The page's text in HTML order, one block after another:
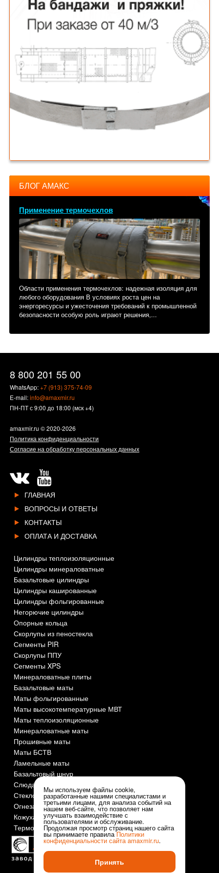
БЛОГ АМАКС
Применение термочехлов
Области применения термочехлов: надежная изоляция для
любого оборудования В условиях роста цен на
энергоресурсы и ужесточения требований к промышленной
безопасности особую роль играют решения,...
8 800 201 55 00
WhatsApp:+7 (913) 375-74-09
E-mail:info@amaxmir.ru
ПН-ПТ с 9:00 до 18:00 (мск +4)
amaxmir.ru © 2020-2026
Политика конфиденциальности
Согласие на обработку персональных данных
ГЛАВНАЯ
ВОПРОСЫ И ОТВЕТЫ
КОНТАКТЫ
ОПЛАТА И ДОСТАВКА
Цилиндры теплоизоляционные
Цилиндры минераловатные
Базальтовые цилиндры
Цилиндры кашированные
Цилиндры фольгированные
Негорючие цилиндры
Опорные кольца
Скорлупы из пеностекла
Сегменты PIR
Скорлупы ППУ
Сегменты XPS
Минераловатные плиты
Базальтовые маты
Маты фольгированные
Маты высокотемпературные МВТ
Маты теплоизоляционные
Минераловатные маты
Прошивные маты
Маты БСТВ
Ламельные маты
Базальтовый шнур
Слюда СМОГ
Стеклоткань
Огнезащита и огнеупоры
Кожуха оцинкованные
Термочехлы
Мы используем файлы cookie,
разработанные нашими специалистами и
третьими лицами, для анализа событий на
нашем веб-сайте, что позволяет нам
улучшать взаимодействие с
пользователями и обслуживание.
Продолжая просмотр страниц нашего сайта
вы принимаете правилаПолитики
конфиденциальности сайта amaxmir.ru.
Принять